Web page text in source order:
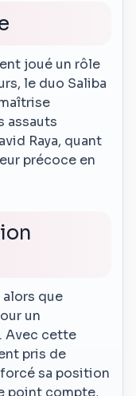
joué un rôle
le duo Saliba
assauts
Raya, quant
précoce en
que
un
Avec cette
pris de
sa position
point compte,